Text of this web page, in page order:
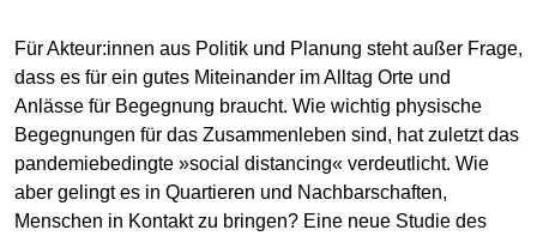
Für Akteur:innen aus Politik und Planung steht außer Frage,
dass es für ein gutes Miteinander im Alltag Orte und
Anlässe für Begegnung braucht. Wie wichtig physische
Begegnungen für das Zusammenleben sind, hat zuletzt das
pandemiebedingte »social distancing« verdeutlicht. Wie
aber gelingt es in Quartieren und Nachbarschaften,
Menschen in Kontakt zu bringen? Eine neue Studie des